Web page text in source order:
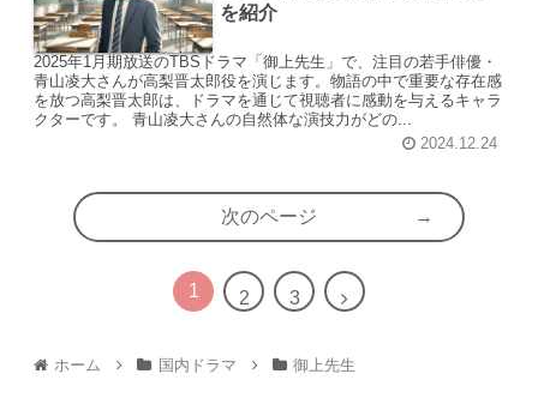
を紹介
2025年1月期放送のTBSドラマ「御上先生」で、注目の若手俳優・
青山凌大さんが高梨晋太郎役を演じます。物語の中で重要な存在感
を放つ高梨晋太郎は、ドラマを通じて視聴者に感動を与えるキャラ
クターです。 青山凌大さんの自然体な演技力がどの...
2024.12.24
次のページ
1 2 3
ホーム 国内ドラマ 御上先生